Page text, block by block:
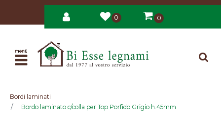
0 0
Open
Bordi laminati
Bordo laminato c/colla per Top Porfido Grigio h.45mm